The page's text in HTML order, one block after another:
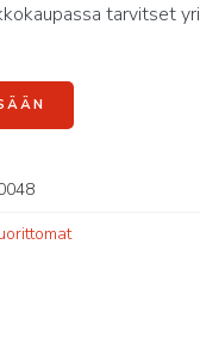
tarvitset